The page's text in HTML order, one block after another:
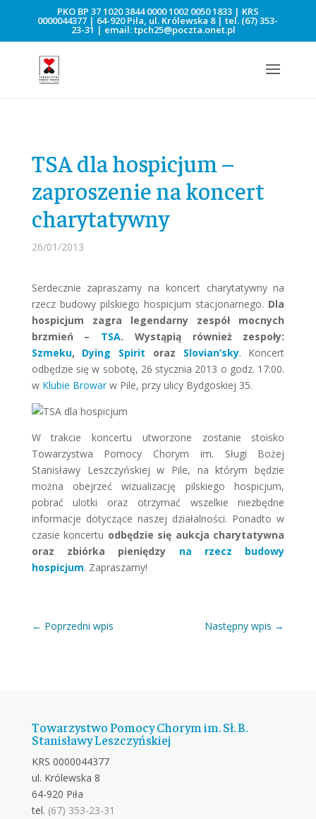
PKO BP 37 1020 3844 0000 1002 0050 1833 | KRS
0000044377 | 64-920 Piła, ul. Królewska 8 | tel. (67) 353-
23-31 | email:tpch25@poczta.onet.pl
TSA dla hospicjum –
zaproszenie na koncert
charytatywny
26/01/2013
Serdecznie zapraszamy na koncert charytatywny na
rzecz budowy pilskiego hospicjum stacjonarnego. Dla
hospicjum zagra legendarny zespół mocnych
brzmień – TSA. Wystąpią również zespoły:
Szmeku, Dying Spirit oraz Slovian’sky. Koncert
odbędzie się w sobotę, 26 stycznia 2013 o godz. 17:00.
w Klubie Browarw Pile, przy ulicy Bydgoskiej 35.
W trakcie koncertu utworzone zostanie stoisko
Towarzystwa Pomocy Chorym im. Sługi Bożej
Stanisławy Leszczyńskiej w Pile, na którym będzie
można obejrzeć wizualizację pilskiego hospicjum,
pobrać ulotki oraz otrzymać wszelkie niezbędne
informacje dotyczące naszej działalności. Ponadto w
czasie koncertu odbędzie się aukcja charytatywna
oraz zbiórka pieniędzy na rzecz budowy
hospicjum. Zapraszamy!
← Poprzedni wpis Następny wpis →
Towarzystwo Pomocy Chorym im. Sł. B.
Stanisławy Leszczyńskiej
KRS 0000044377
ul. Królewska 8
64-920 Piła
tel. (67) 353-23-31